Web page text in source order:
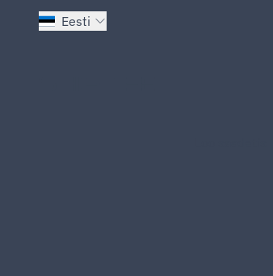
Eesti